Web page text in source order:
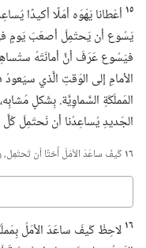
١٥ أعْطانا يَهْوَه أمَلًا أكيدًا
يَسُوع أن يَحتَمِلَ أصعَبَ يَومٍ
فيَسُوع عَرَفَ أنَّ أمانَتَهُ
الأمامِ إلى الوَقتِ الَّذي
المَملَكَةِ السَّماوِيَّة.‏ بِشَكلٍ
الجَديدِ يُساعِدُنا أن نَحتَمِلَ كُلَّ
١٦كَيفَ ساعَدَ الأمَلُ أُختًا أن تَحتَمِل،‏
١٦ لاحِظْ كَيفَ ساعَدَ الأمَلُ